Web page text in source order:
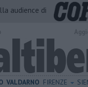
audience di
VALDARNO FIRENZE